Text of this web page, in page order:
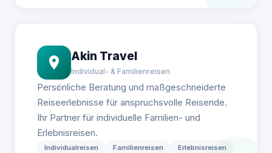
Akin Travel
Individual- & Familienreisen
Persönliche Beratung und maßgeschneiderte
Reiseerlebnisse für anspruchsvolle Reisende.
Ihr Partner für individuelle Familien- und
Erlebnisreisen.
Individualreisen Familienreisen Erlebnisreisen